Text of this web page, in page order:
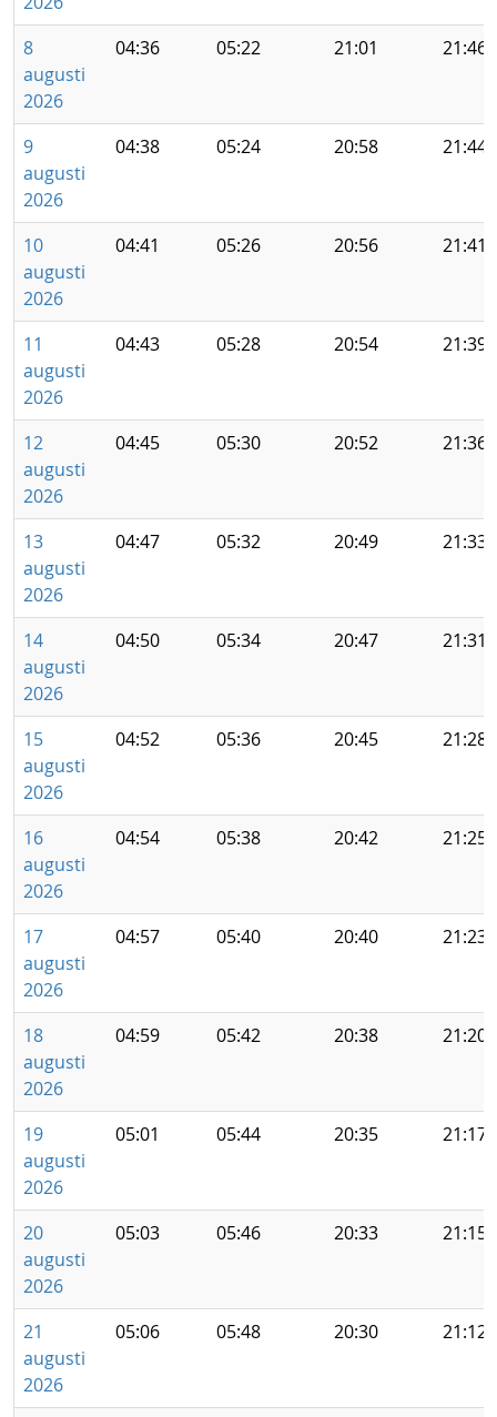
8
augusti
2026
04:36 05:22 21:01 21:46
9
augusti
2026
04:38 05:24 20:58 21:44
10
augusti
2026
04:41 05:26 20:56 21:41
11
augusti
2026
04:43 05:28 20:54 21:39
12
augusti
2026
04:45 05:30 20:52 21:36
13
augusti
2026
04:47 05:32 20:49 21:33
14
augusti
2026
04:50 05:34 20:47 21:31
15
augusti
2026
04:52 05:36 20:45 21:28
16
augusti
2026
04:54 05:38 20:42 21:25
17
augusti
2026
04:57 05:40 20:40 21:23
18
augusti
2026
04:59 05:42 20:38 21:20
19
augusti
2026
05:01 05:44 20:35 21:17
20
augusti
2026
05:03 05:46 20:33 21:15
21
augusti
2026
05:06 05:48 20:30 21:12